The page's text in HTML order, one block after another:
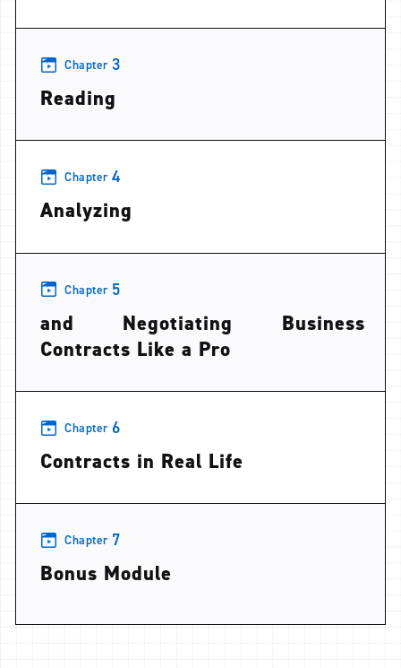
Chapter 3
Reading
Chapter 4
Analyzing
Chapter 5
and Negotiating Business
Contracts Like a Pro
Chapter 6
Contracts in Real Life
Chapter 7
Bonus Module